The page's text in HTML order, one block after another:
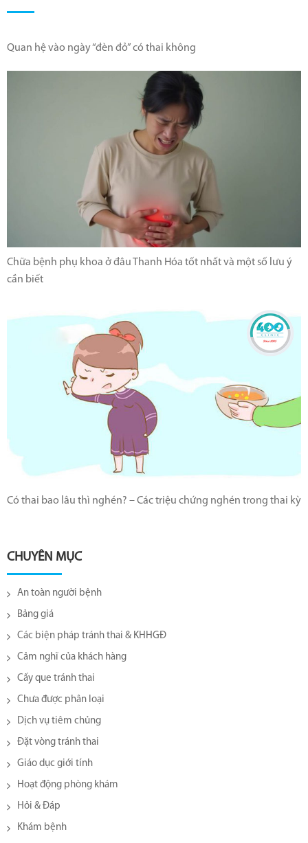
Quan hệ vào ngày “đèn đỏ” có thai không
Chữa bệnh phụ khoa ở đâu Thanh Hóa tốt nhất và một số lưu ý
cần biết
Có thai bao lâu thì nghén? – Các triệu chứng nghén trong thai kỳ
CHUYÊN MỤC
An toàn người bệnh
Bảng giá
Các biện pháp tránh thai & KHHGĐ
Cảm nghĩ của khách hàng
Cấy que tránh thai
Chưa được phân loại
Dịch vụ tiêm chủng
Đặt vòng tránh thai
Giáo dục giới tính
Hoạt động phòng khám
Hỏi & Đáp
Khám bệnh